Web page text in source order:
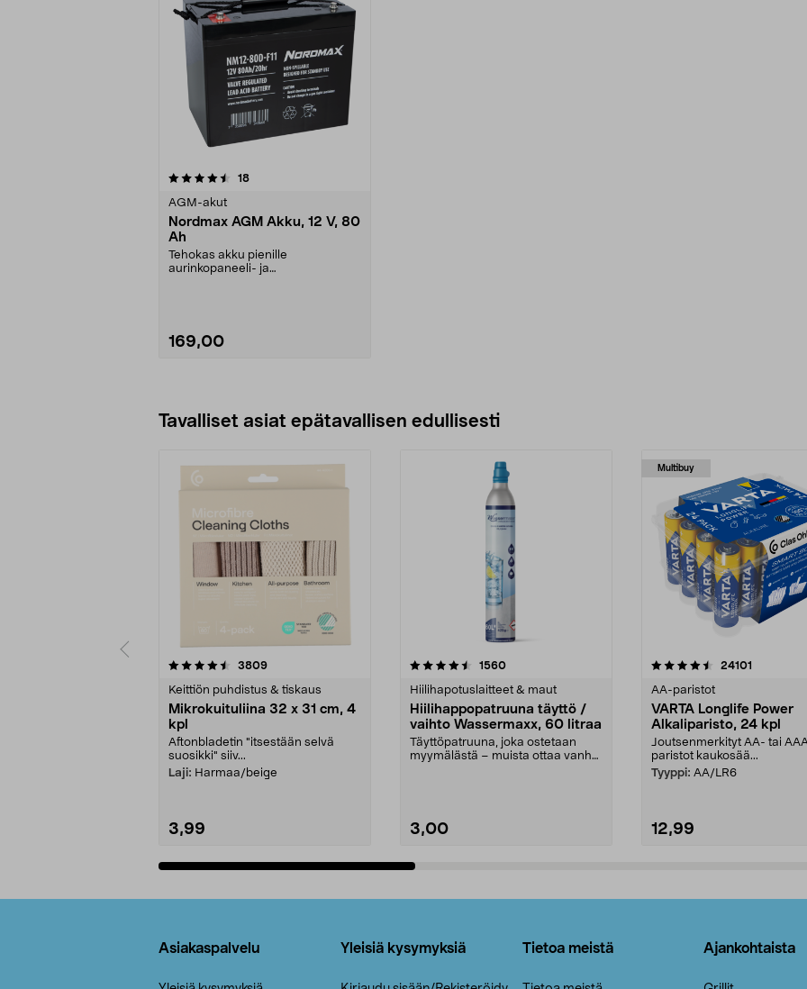
18arvostelut
AGM-akut
Nordmax AGM Akku, 12 V, 80
Ah
Tehokas akku pienille
aurinkopaneeli- ja
169,00
Tavalliset asiat epätavallisen edullisesti
3809arvostelut
Keittiön puhdistus & tiskaus
Mikrokuituliina 32 x 31 cm, 4
kpl
Aftonbladetin "itsestään selvä
suosikki" siiv...
Laji: Harmaa/beige
3,99
4.5viidestä
1560arvostelut
Hiilihapotuslaitteet & maut
Hiilihappopatruuna täyttö /
vaihto Wassermaxx, 60 litraa
Täyttöpatruuna, joka ostetaan
myymälästä – muista ottaa vanha
3,00
Multibuy
4.5viidestä
24101
AA-paristot
VARTA Longlife Power
Alkaliparisto, 24 kpl
Joutsenmerkityt AA- tai
paristot kaukosää...
Tyyppi: AA/LR6
12,99
4.5viidestä
Asiakaspalvelu Yleisiä kysymyksiä Tietoa meistä Ajankohtaista